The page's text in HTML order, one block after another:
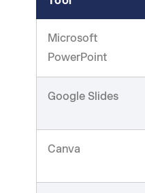
Microsoft
PowerPoint
Google Slides
Canva